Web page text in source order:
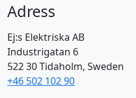
Adress
Ej:s Elektriska AB
Industrigatan 6
522 30 Tidaholm, Sweden
+46 502 102 90